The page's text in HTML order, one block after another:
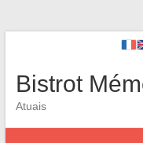
Bistrot
Atuais